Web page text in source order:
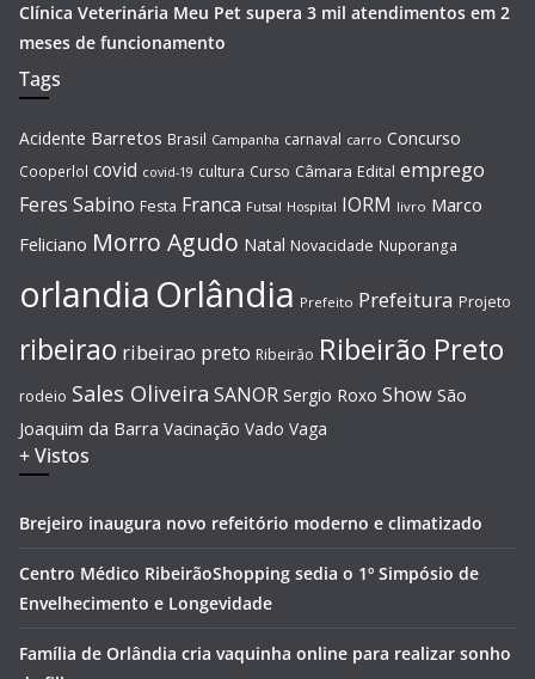
Clínica Veterinária Meu Pet supera 3 mil atendimentos em 2
meses de funcionamento
Tags
Acidente Barretos Brasil Campanha carnaval carro Concurso
Cooperlol covid covid-19 cultura Curso Câmara Edital emprego
Feres Sabino Festa Franca Futsal Hospital IORM livro Marco
Feliciano Morro Agudo Natal Novacidade Nuporanga
orlandia Orlândia Prefeito Prefeitura Projeto
ribeirao ribeirao preto Ribeirão Ribeirão Preto
rodeio Sales Oliveira SANOR Sergio Roxo Show São
Joaquim da Barra Vacinação Vado Vaga
+ Vistos
Brejeiro inaugura novo refeitório moderno e climatizado
Centro Médico RibeirãoShopping sedia o 1º Simpósio de
Envelhecimento e Longevidade
Família de Orlândia cria vaquinha online para realizar sonho